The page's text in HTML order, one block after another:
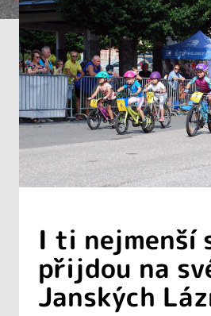
I ti nejmenší
přijdou na
Janských